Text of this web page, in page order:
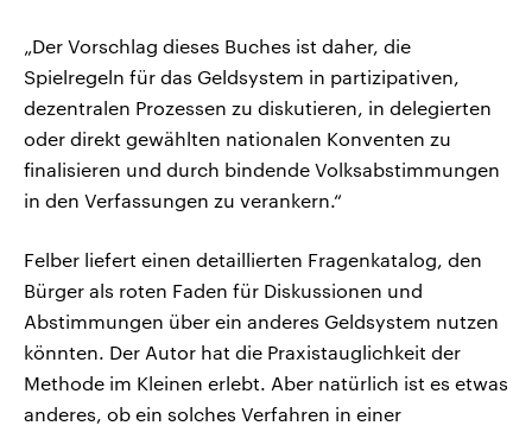
„Der Vorschlag dieses Buches ist daher, die
Spielregeln für das Geldsystem in partizipativen,
dezentralen Prozessen zu diskutieren, in delegierten
oder direkt gewählten nationalen Konventen zu
finalisieren und durch bindende Volksabstimmungen
in den Verfassungen zu verankern.“
Felber liefert einen detaillierten Fragenkatalog, den
Bürger als roten Faden für Diskussionen und
Abstimmungen über ein anderes Geldsystem nutzen
könnten. Der Autor hat die Praxistauglichkeit der
Methode im Kleinen erlebt. Aber natürlich ist es etwas
anderes, ob ein solches Verfahren in einer